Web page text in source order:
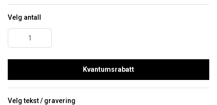
Velg antall
Kvantumsrabatt
Velg tekst / gravering